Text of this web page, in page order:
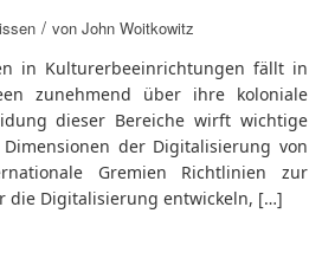
/ von John Woitkowitz
in Kulturerbeeinrichtungen fällt in
zunehmend über ihre koloniale
dieser Bereiche wirft wichtige
der Digitalisierung von
Gremien Richtlinien zur
die Digitalisierung entwickeln, […]